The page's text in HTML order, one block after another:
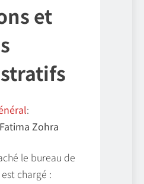
et
:
Zohra
le bureau de
chargé :